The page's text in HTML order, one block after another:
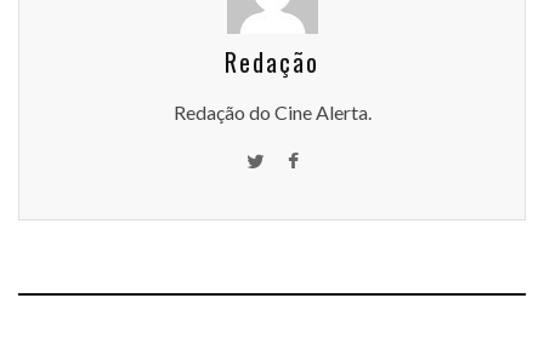
Redação
Redação do Cine Alerta.